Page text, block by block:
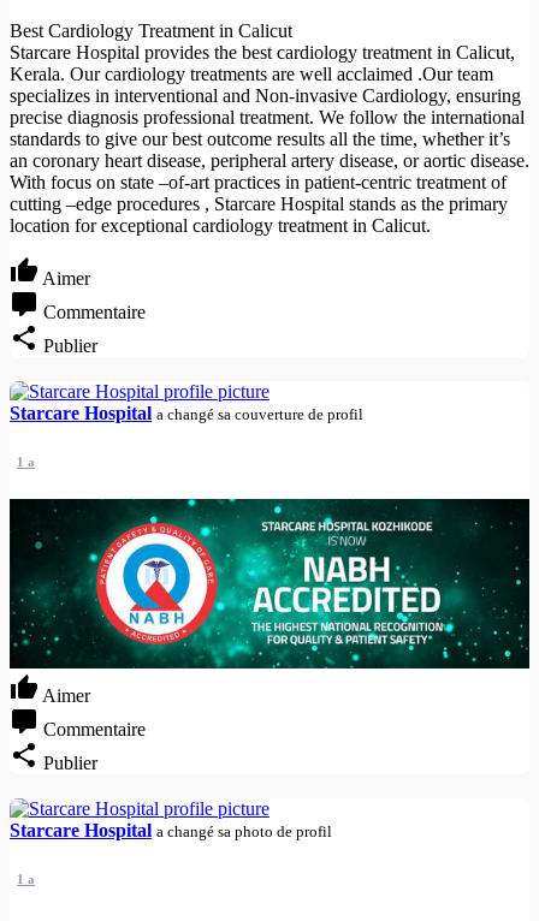
Best Cardiology Treatment in Calicut
Starcare Hospital provides the best cardiology treatment in Calicut,
Kerala. Our cardiology treatments are well acclaimed .Our team
specializes in interventional and Non-invasive Cardiology, ensuring
precise diagnosis professional treatment. We follow the international
standards to give our best outcome results all the time, whether it’s
an coronary heart disease, peripheral artery disease, or aortic disease.
With focus on state –of-art practices in patient-centric treatment of
cutting –edge procedures , Starcare Hospital stands as the primary
location for exceptional cardiology treatment in Calicut.
Aimer
Commentaire
Publier
Starcare Hospital a changé sa couverture de profil
1 a
Aimer
Commentaire
Publier
Starcare Hospital a changé sa photo de profil
1 a